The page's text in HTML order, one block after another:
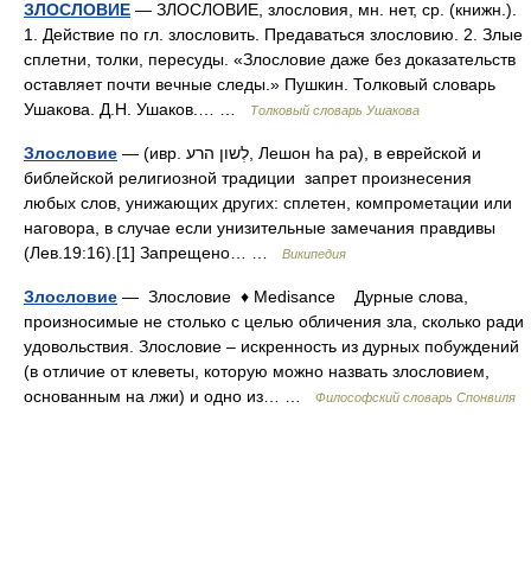
ЗЛОСЛОВИЕ — ЗЛОСЛОВИЕ, злословия, мн. нет, ср. (книжн.).
1. Действие по гл. злословить. Предаваться злословию. 2. Злые
сплетни, толки, пересуды. «Злословие даже без доказательств
оставляет почти вечные следы.» Пушкин. Толковый словарь
Ушакова. Д.Н. Ушаков.… …
Толковый словарь Ушакова
Злословие — (ивр. לְשון הרע‎, Лешон hа ра), в еврейской и
библейской религиозной традиции запрет произнесения
любых слов, унижающих других: сплетен, компрометации или
наговора, в случае если унизительные замечания правдивы
(Лев.19:16).[1] Запрещено… …
Википедия
Злословие — Злословие ♦ Medisance Дурные слова,
произносимые не столько с целью обличения зла, сколько ради
удовольствия. Злословие – искренность из дурных побуждений
(в отличие от клеветы, которую можно назвать злословием,
основанным на лжи) и одно из… …
Философский словарь Спонвиля